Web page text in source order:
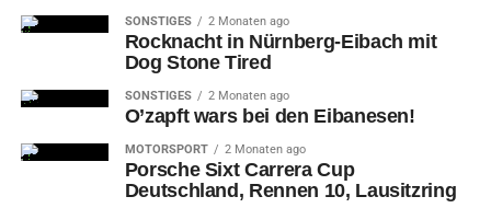
SONSTIGES 2 Monaten ago
Rocknacht in Nürnberg-Eibach mit
Dog Stone Tired
SONSTIGES 2 Monaten ago
O’zapft wars bei den Eibanesen!
MOTORSPORT 2 Monaten ago
Porsche Sixt Carrera Cup
Deutschland, Rennen 10, Lausitzring